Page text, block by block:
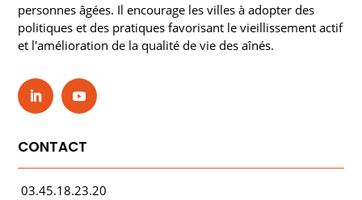
personnes âgées. Il encourage les villes à adopter des
politiques et des pratiques favorisant le vieillissement actif
et l'amélioration de la qualité de vie des aînés.
CONTACT
03.45.18.23.20